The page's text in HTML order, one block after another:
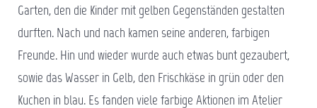
Garten, den die Kinder mit gelben Gegenständen gestalten
durften. Nach und nach kamen seine anderen, farbigen
Freunde. Hin und wieder wurde auch etwas bunt gezaubert,
sowie das Wasser in Gelb, den Frischkäse in grün oder den
Kuchen in blau. Es fanden viele farbige Aktionen im Atelier